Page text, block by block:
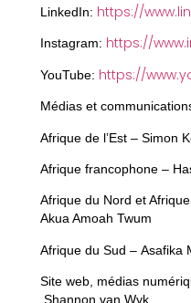
LinkedIn: https://
Instagram: https://
YouTube: https://
Médias et
Afrique de l’Est – Simon
Afrique francophone –
Afrique du Nord et
Akua Amoah Twum
Afrique du Sud – Asafika
Site web, médias
Shannon van Wyk